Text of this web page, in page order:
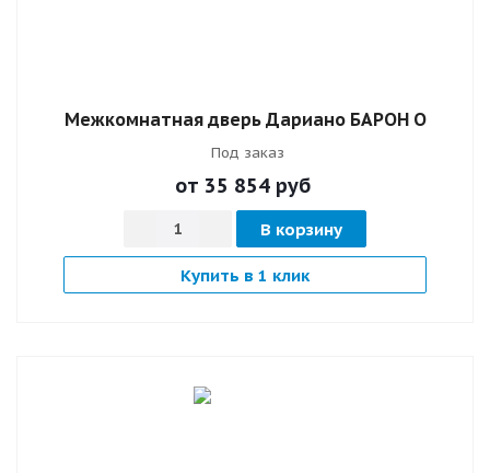
Межкомнатная дверь Дариано БАРОН О
Под заказ
от 35 854 руб
В корзину
Купить в 1 клик